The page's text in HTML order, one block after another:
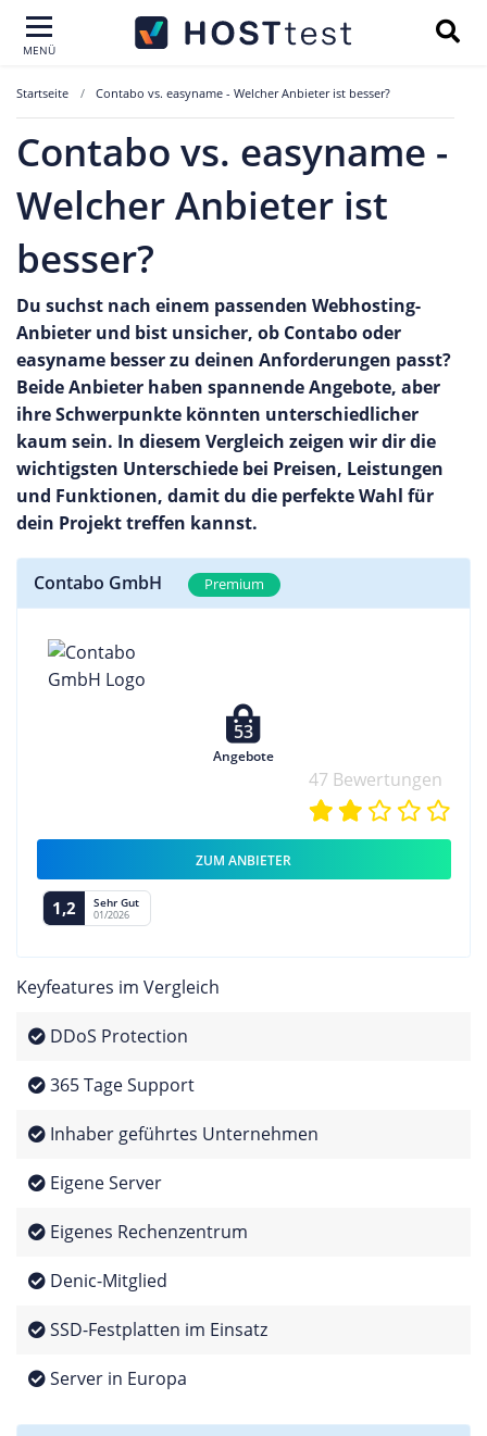
MENÜ
Startseite Contabo vs. easyname - Welcher Anbieter ist besser?
Contabo vs. easyname -
Welcher Anbieter ist
besser?
Du suchst nach einem passenden Webhosting-
Anbieter und bist unsicher, ob Contabo oder
easyname besser zu deinen Anforderungen passt?
Beide Anbieter haben spannende Angebote, aber
ihre Schwerpunkte könnten unterschiedlicher
kaum sein. In diesem Vergleich zeigen wir dir die
wichtigsten Unterschiede bei Preisen, Leistungen
und Funktionen, damit du die perfekte Wahl für
dein Projekt treffen kannst.
Contabo GmbH Premium
53
Angebote
47 Bewertungen
ZUM ANBIETER
1,2 Sehr Gut
01/2026
Keyfeatures im Vergleich
DDoS Protection
365 Tage Support
Inhaber geführtes Unternehmen
Eigene Server
Eigenes Rechenzentrum
Denic-Mitglied
SSD-Festplatten im Einsatz
Server in Europa